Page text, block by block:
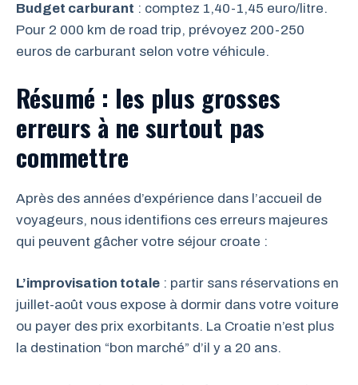
Budget carburant : comptez 1,40-1,45 euro/litre.
Pour 2 000 km de road trip, prévoyez 200-250
euros de carburant selon votre véhicule.
Résumé : les plus grosses
erreurs à ne surtout pas
commettre
Après des années d’expérience dans l’accueil de
voyageurs, nous identifions ces erreurs majeures
qui peuvent gâcher votre séjour croate :
L’improvisation totale : partir sans réservations en
juillet-août vous expose à dormir dans votre voiture
ou payer des prix exorbitants. La Croatie n’est plus
la destination “bon marché” d’il y a 20 ans.